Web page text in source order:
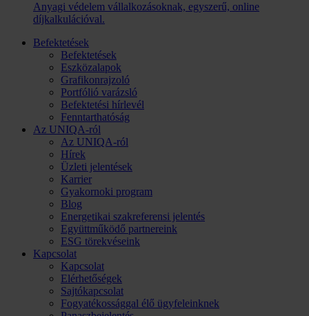
Anyagi védelem vállalkozásoknak, egyszerű, online
díjkalkulációval.
Befektetések
Befektetések
Eszközalapok
Grafikonrajzoló
Portfólió varázsló
Befektetési hírlevél
Fenntarthatóság
Az UNIQA-ról
Az UNIQA-ról
Hírek
Üzleti jelentések
Karrier
Gyakornoki program
Blog
Energetikai szakreferensi jelentés
Együttműködő partnereink
ESG törekvéseink
Kapcsolat
Kapcsolat
Elérhetőségek
Sajtókapcsolat
Fogyatékossággal élő ügyfeleinknek